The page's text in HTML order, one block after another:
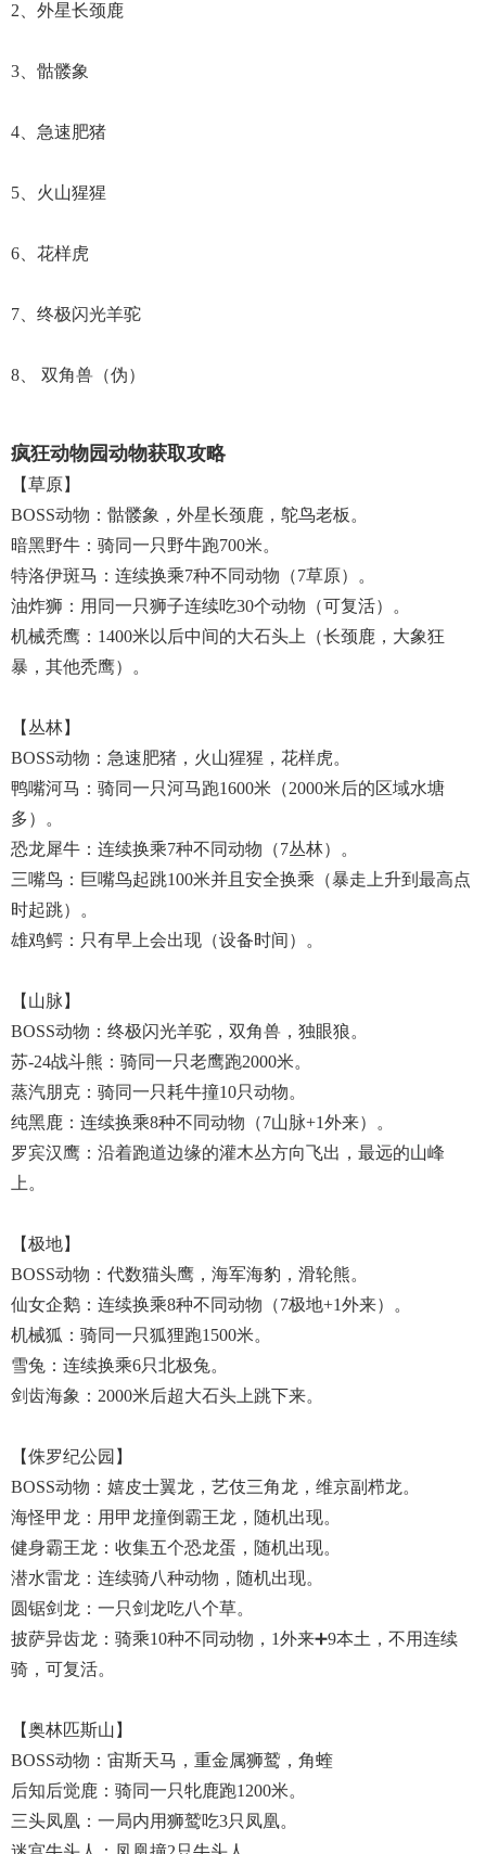
2、外星长颈鹿
3、骷髅象
4、急速肥猪
5、火山猩猩
6、花样虎
7、终极闪光羊驼
8、 双角兽（伪）
疯狂动物园动物获取攻略
【草原】
BOSS动物：骷髅象，外星长颈鹿，鸵鸟老板。
暗黑野牛：骑同一只野牛跑700米。
特洛伊斑马：连续换乘7种不同动物（7草原）。
油炸狮：用同一只狮子连续吃30个动物（可复活）。
机械秃鹰：1400米以后中间的大石头上（长颈鹿，大象狂
暴，其他秃鹰）。
【丛林】
BOSS动物：急速肥猪，火山猩猩，花样虎。
鸭嘴河马：骑同一只河马跑1600米（2000米后的区域水塘
多）。
恐龙犀牛：连续换乘7种不同动物（7丛林）。
三嘴鸟：巨嘴鸟起跳100米并且安全换乘（暴走上升到最高点
时起跳）。
雄鸡鳄：只有早上会出现（设备时间）。
【山脉】
BOSS动物：终极闪光羊驼，双角兽，独眼狼。
苏-24战斗熊：骑同一只老鹰跑2000米。
蒸汽朋克：骑同一只耗牛撞10只动物。
纯黑鹿：连续换乘8种不同动物（7山脉+1外来）。
罗宾汉鹰：沿着跑道边缘的灌木丛方向飞出，最远的山峰
上。
【极地】
BOSS动物：代数猫头鹰，海军海豹，滑轮熊。
仙女企鹅：连续换乘8种不同动物（7极地+1外来）。
机械狐：骑同一只狐狸跑1500米。
雪兔：连续换乘6只北极兔。
剑齿海象：2000米后超大石头上跳下来。
【侏罗纪公园】
BOSS动物：嬉皮士翼龙，艺伎三角龙，维京副栉龙。
海怪甲龙：用甲龙撞倒霸王龙，随机出现。
健身霸王龙：收集五个恐龙蛋，随机出现。
潜水雷龙：连续骑八种动物，随机出现。
圆锯剑龙：一只剑龙吃八个草。
披萨异齿龙：骑乘10种不同动物，1外来➕9本土，不用连续
骑，可复活。
【奥林匹斯山】
BOSS动物：宙斯天马，重金属狮鹫，角蝰
后知后觉鹿：骑同一只牝鹿跑1200米。
三头凤凰：一局内用狮鹫吃3只凤凰。